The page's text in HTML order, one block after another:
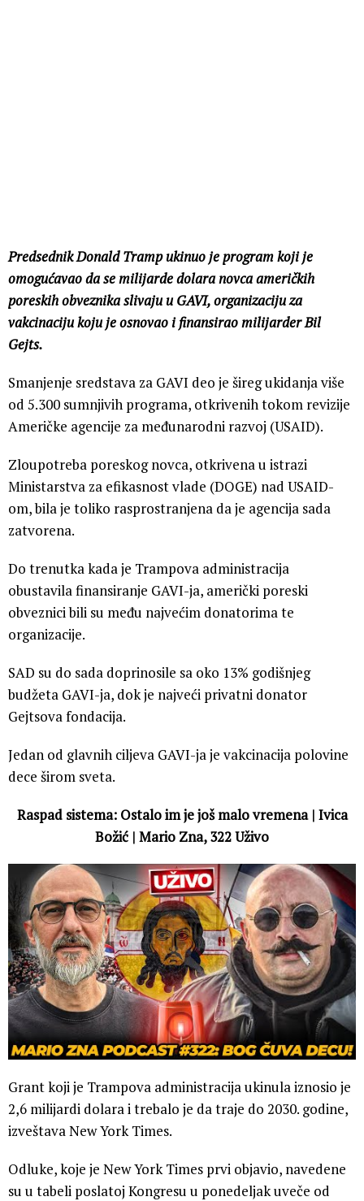
Predsednik Donald Tramp ukinuo je program koji je
omogućavao da se milijarde dolara novca američkih
poreskih obveznika slivaju u GAVI, organizaciju za
vakcinaciju koju je osnovao i finansirao milijarder Bil
Gejts.
Smanjenje sredstava za GAVI deo je šireg ukidanja više
od 5.300 sumnjivih programa, otkrivenih tokom revizije
Američke agencije za međunarodni razvoj (USAID).
Zloupotreba poreskog novca, otkrivena u istrazi
Ministarstva za efikasnost vlade (DOGE) nad USAID-
om, bila je toliko rasprostranjena da je agencija sada
zatvorena.
Do trenutka kada je Trampova administracija
obustavila finansiranje GAVI-ja, američki poreski
obveznici bili su među najvećim donatorima te
organizacije.
SAD su do sada doprinosile sa oko 13% godišnjeg
budžeta GAVI-ja, dok je najveći privatni donator
Gejtsova fondacija.
Jedan od glavnih ciljeva GAVI-ja je vakcinacija polovine
dece širom sveta.
Raspad sistema: Ostalo im je još malo vremena | Ivica
Božić | Mario Zna, 322 Uživo
Grant koji je Trampova administracija ukinula iznosio je
2,6 milijardi dolara i trebalo je da traje do 2030. godine,
izveštava New York Times.
Odluke, koje je New York Times prvi objavio, navedene
su u tabeli poslatoj Kongresu u ponedeljak uveče od